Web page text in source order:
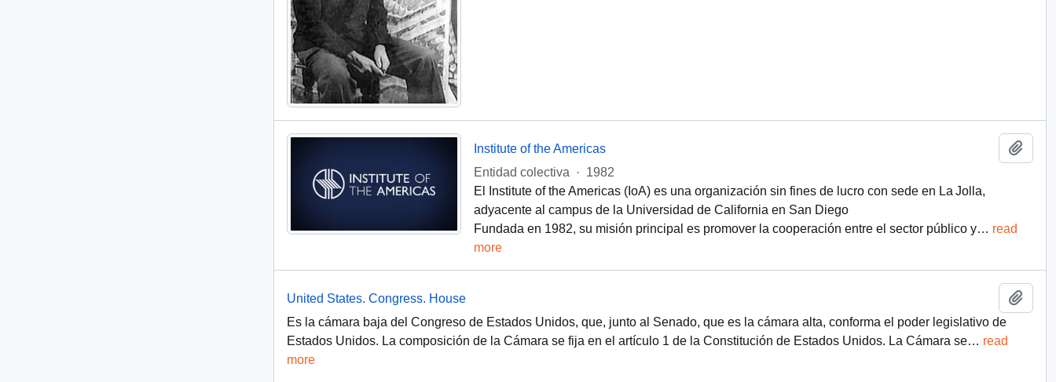
Institute of the Americas
Entidad colectiva
· 1982
El Institute of the Americas (IoA) es una organización sin fines de lucro con sede en La Jolla,
adyacente al campus de la Universidad de California en San Diego
Fundada en 1982, su misión principal es promover la cooperación entre el sector público y… read
more
United States. Congress. House
Es la cámara baja del Congreso de Estados Unidos, que, junto al Senado, que es la cámara alta, conforma el poder legislativo de
Estados Unidos. La composición de la Cámara se fija en el artículo 1 de la Constitución de Estados Unidos. La Cámara se… read
more